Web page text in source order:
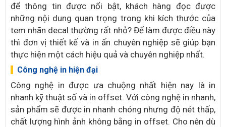
để thông tin được nổi bật, khách hàng đọc được
những nội dung quan trọng trong khi kích thước của
tem nhãn decal thường rất nhỏ? Để làm được điều này
thì đơn vị thiết kế và in ấn chuyên nghiệp sẽ giúp bạn
thực hiện một cách hiệu quả và chuyên nghiệp nhất.
Công nghệ in hiện đại
Công nghệ in được ưa chuộng nhất hiện nay là in
nhanh kỹ thuật số và in offset. Với công nghệ in nhanh,
sản phẩm sẽ được in nhanh chóng nhưng độ nét thấp,
chất lượng hình ảnh không bằng in offset. Cho nên dù